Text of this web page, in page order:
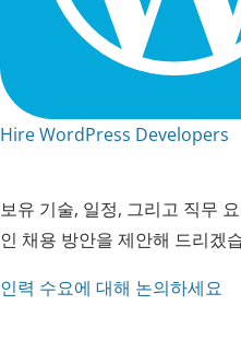
Hire WordPress Developers
보유 기술, 일정, 그리고 직무
인 채용 방안을 제안해 드리겠
인력 수요에 대해 논의하세요